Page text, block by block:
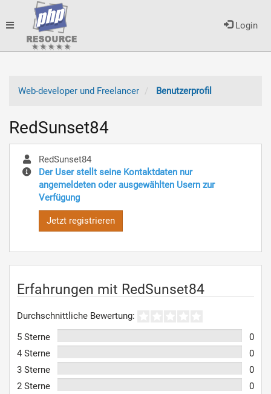
Login
Toggle
Web-developer und Freelancer
Benutzerprofil
RedSunset84
RedSunset84
Der User stellt seine Kontaktdaten nur
angemeldeten oder ausgewählten Usern zur
Verfügung
Jetzt registrieren
Erfahrungen mit RedSunset84
Durchschnittliche Bewertung:
5 Sterne
0
4 Sterne
0
3 Sterne
0
2 Sterne
0